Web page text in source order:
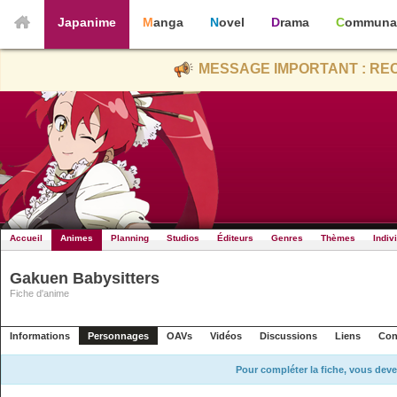
Japanime Manga Novel Drama
MESSAGE IMPORTANT :
Accueil Animes Planning Studios Éditeurs Genres Thèmes
Gakuen Babysitters
Fiche d'anime
Informations Personnages OAVs Vidéos Discussions Liens
Pour compléter la fiche, vous